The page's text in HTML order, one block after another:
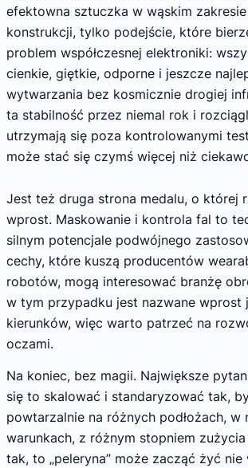
efektowna sztuczka w wąskim
konstrukcji, tylko podejście, które
problem współczesnej elektroniki:
cienkie, giętkie, odporne i jeszcze
wytwarzania bez kosmicznie drogiej
ta stabilność przez niemal rok i
utrzymają się poza kontrolowanymi
może stać się czymś więcej niż
Jest też druga strona medalu, o której
wprost. Maskowanie i kontrola fal to
silnym potencjale podwójnego
cechy, które kuszą producentów
robotów, mogą interesować branżę
w tym przypadku jest nazwane wprost
kierunków, więc warto patrzeć na
oczami.
Na koniec, bez magii. Największe
się to skalować i standaryzować tak, by
powtarzalnie na różnych podłożach, w
warunkach, z różnym stopniem zużycia
tak, to „peleryna” może zacząć żyć